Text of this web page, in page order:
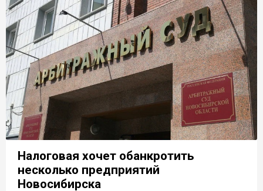
Налоговая хочет обанкротить
несколько предприятий
Новосибирска